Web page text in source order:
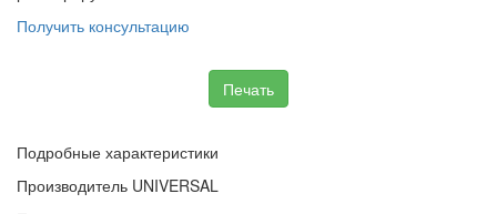
Получить консультацию
Печать
Подробные характеристики
Производитель UNIVERSAL